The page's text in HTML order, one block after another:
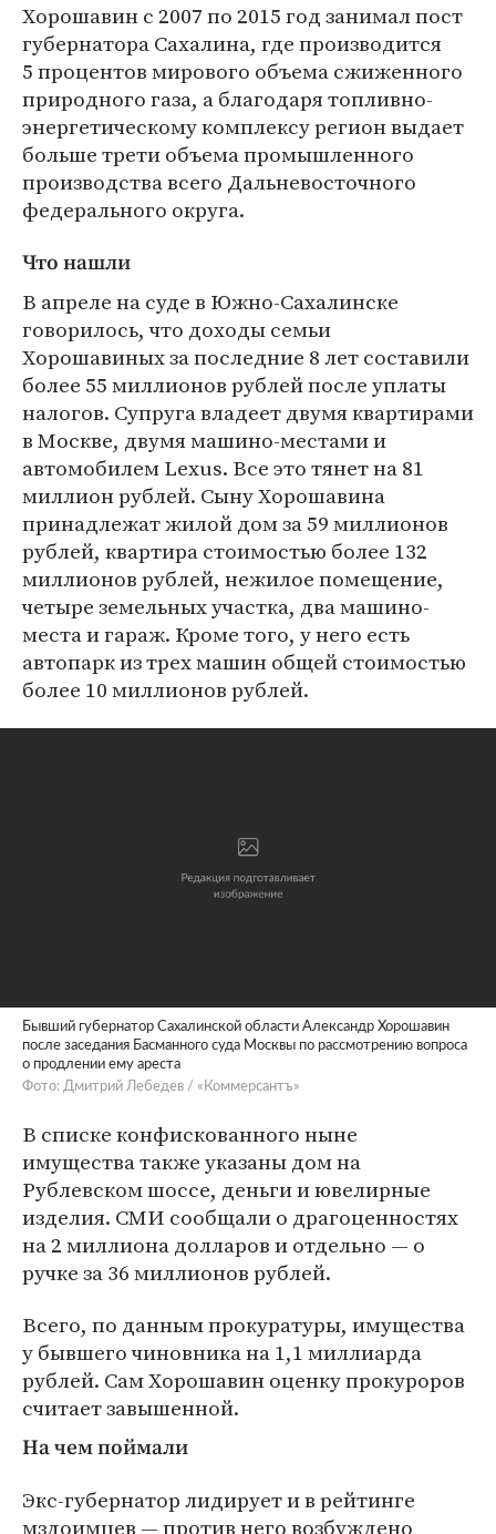
Хорошавин с 2007 по 2015 год занимал пост
губернатора Сахалина, где производится
5 процентов мирового объема сжиженного
природного газа, а благодаря топливно-
энергетическому комплексу регион выдает
больше трети объема промышленного
производства всего Дальневосточного
федерального округа.
Что нашли
В апреле на суде в Южно-Сахалинске
говорилось, что доходы семьи
Хорошавиных за последние 8 лет составили
более 55 миллионов рублей после уплаты
налогов. Супруга владеет двумя квартирами
в Москве, двумя машино-местами и
автомобилем Lexus. Все это тянет на 81
миллион рублей. Сыну Хорошавина
принадлежат жилой дом за 59 миллионов
рублей, квартира стоимостью более 132
миллионов рублей, нежилое помещение,
четыре земельных участка, два машино-
места и гараж. Кроме того, у него есть
автопарк из трех машин общей стоимостью
более 10 миллионов рублей.
Бывший губернатор Сахалинской области Александр Хорошавин
после заседания Басманного суда Москвы по рассмотрению вопроса
о продлении ему ареста
Фото: Дмитрий Лебедев / «Коммерсантъ»
В списке конфискованного ныне
имущества также указаны дом на
Рублевском шоссе, деньги и ювелирные
изделия. СМИ сообщали о драгоценностях
на 2 миллиона долларов и отдельно — о
ручке за 36 миллионов рублей.
Всего, по данным прокуратуры, имущества
у бывшего чиновника на 1,1 миллиарда
рублей. Сам Хорошавин оценку прокуроров
считает завышенной.
На чем поймали
Экс-губернатор лидирует и в рейтинге
мздоимцев — против него возбуждено